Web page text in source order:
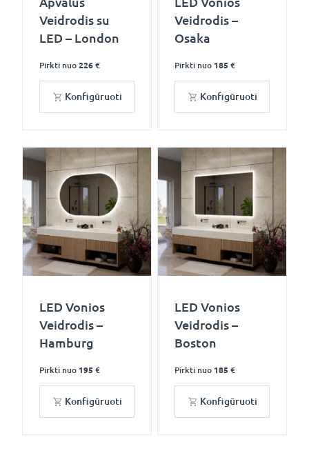
Veidrodis su
LED – London
Pirkti nuo 226 €
Konfigūruoti
Veidrodis –
Osaka
Pirkti nuo 185 €
Konfigūruoti
LED Vonios
Veidrodis –
Hamburg
Pirkti nuo 195 €
Konfigūruoti
LED Vonios
Veidrodis –
Boston
Pirkti nuo 185 €
Konfigūruoti